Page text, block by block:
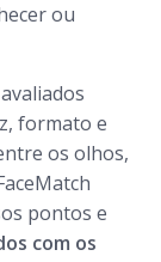
ou
avaliados
formato e
os olhos,
pontos e
com os